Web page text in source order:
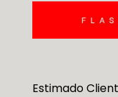
Estimado